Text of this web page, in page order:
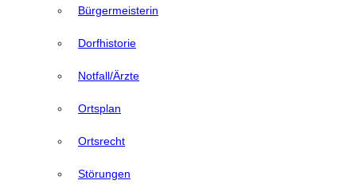
Bürgermeisterin
Dorfhistorie
Notfall/Ärzte
Ortsplan
Ortsrecht
Störungen